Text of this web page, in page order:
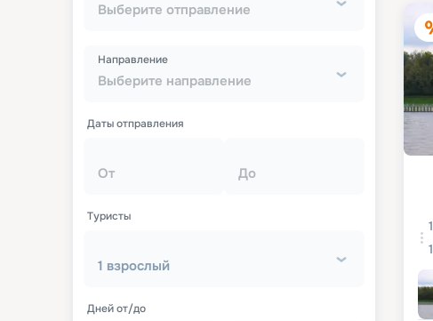
Выберите отправление
Выберите направление
Направление
Даты отправления
От До
Туристы
1 взрослый
Дней от/до